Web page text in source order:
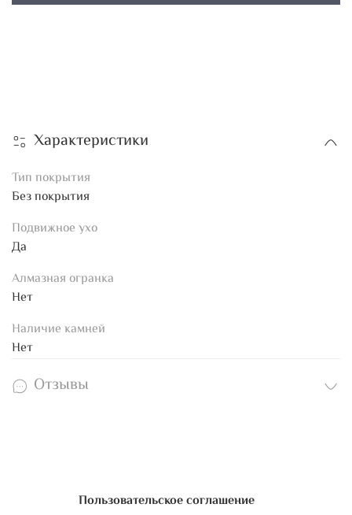
Характеристики
Тип покрытия
Без покрытия
Подвижное ухо
Да
Алмазная огранка
Нет
Наличие камней
Нет
Отзывы
Пользовательское соглашение